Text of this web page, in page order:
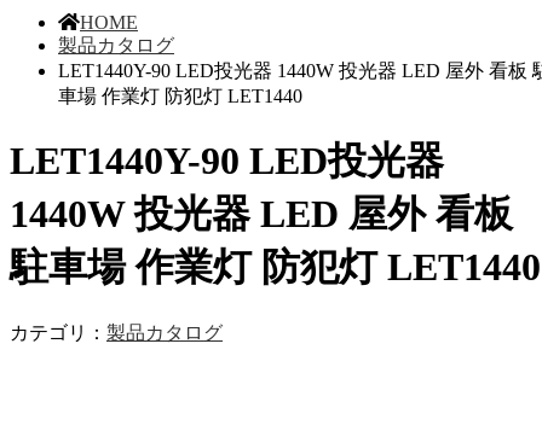
HOME
製品カタログ
LET1440Y-90 LED投光器 1440W 投光器 LED 屋外 看板
車場 作業灯 防犯灯 LET1440
LET1440Y-90 LED投光器
1440W 投光器 LED 屋外 看板
駐車場 作業灯 防犯灯 LET1440
カテゴリ： 製品カタログ